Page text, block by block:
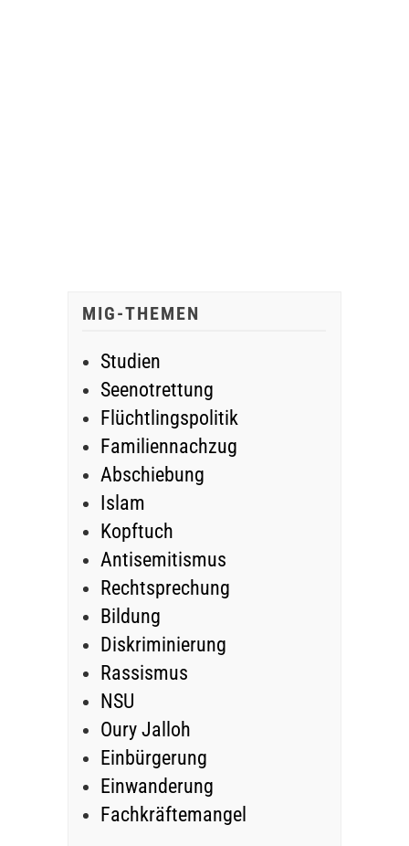
MIG-THEMEN
Studien
Seenotrettung
Flüchtlingspolitik
Familiennachzug
Abschiebung
Islam
Kopftuch
Antisemitismus
Rechtsprechung
Bildung
Diskriminierung
Rassismus
NSU
Oury Jalloh
Einbürgerung
Einwanderung
Fachkräftemangel